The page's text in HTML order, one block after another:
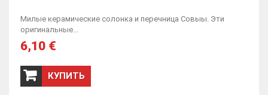
Милые керамические солонка и перечница Совыы. Эти
оригинальные...
6,10 €
КУПИТЬ